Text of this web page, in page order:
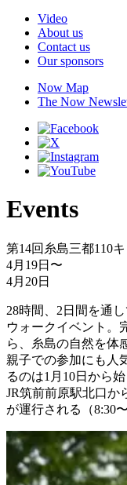
Video
About us
Contact us
Our sponsors
Now Map
The Now
Events
第14回糸島三都110
4月19日 〜
4月20日
28時間、2日間を通
ウォークイベント。
ら、糸島の自然を体
親子での参加にも人
るのは1月10日から
JR筑前前原駅北口か
が運行される（8:30〜